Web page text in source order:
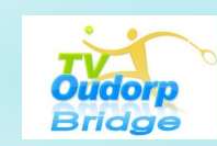
Ga
inhoud